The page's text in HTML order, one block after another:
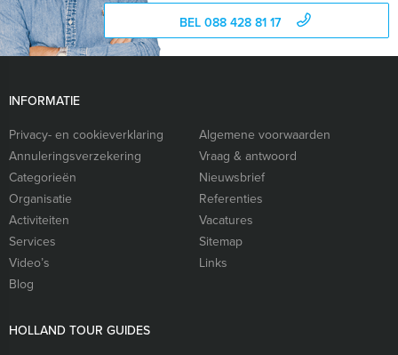
BEL 088 428 81 17
INFORMATIE
Privacy- en cookieverklaring
Algemene voorwaarden
Annuleringsverzekering
Vraag & antwoord
Categorieën
Nieuwsbrief
Organisatie
Referenties
Activiteiten
Vacatures
Services
Sitemap
Video’s
Links
Blog
HOLLAND TOUR GUIDES